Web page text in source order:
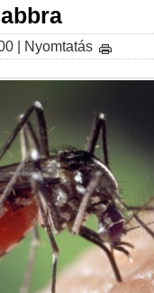
| Nyomtatás